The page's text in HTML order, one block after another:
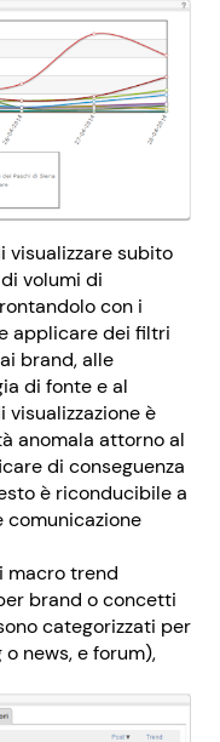
visualizzare subito
volumi di
con i
applicare dei filtri
brand, alle
di fonte e al
è
anomala attorno al
di conseguenza
è riconducibile a
comunicazione
macro trend
brand o concetti
categorizzati per
news, e forum),